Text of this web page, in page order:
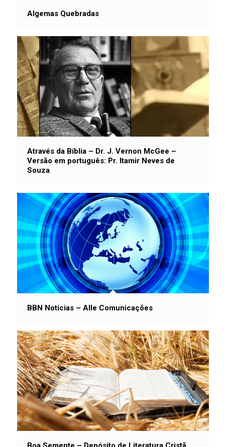
Algemas Quebradas
Através da Bíblia – Dr. J. Vernon McGee –
Versão em português: Pr. Itamir Neves de
Souza
BBN Notícias – Alle Comunicações